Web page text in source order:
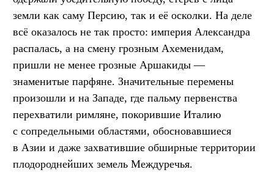
земли как саму Персию, так и её осколки. На деле
всё оказалось не так просто: империя Александра
распалась, а на смену грозным Ахеменидам,
пришли не менее грозные Аршакиды —
знаменитые парфяне. Значительные перемены
произошли и на Западе, где пальму первенства
перехватили римляне, покорившие Италию
с сопредельными областями, обосновавшиеся
в Азии и даже захватившие обширные территории
плодороднейших земель Междуречья.